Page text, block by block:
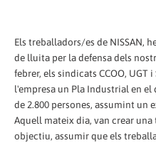
Els treballadors/es de NISSAN,
de lluita per la defensa dels
febrer, els sindicats CCOO, UGT i
l'empresa un Pla Industrial en
de 2.800 persones, assumint un
Aquell mateix dia, van crear
objectiu, assumir que els